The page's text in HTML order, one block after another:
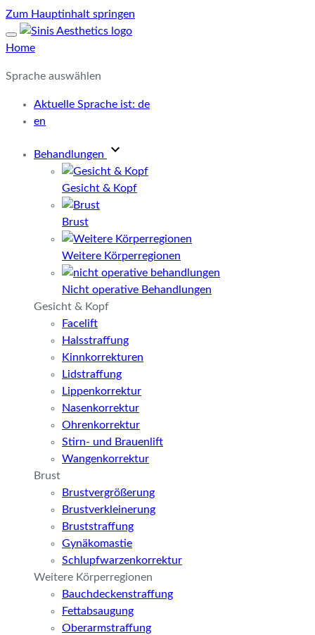
Zum Hauptinhalt springen
Home
Sprache auswählen
Aktuelle Sprache ist: de
en
Behandlungen
Gesicht & Kopf
Brust
Weitere Körperregionen
Nicht operative Behandlungen
Gesicht & Kopf
Facelift
Halsstraffung
Kinnkorrekturen
Lidstraffung
Lippenkorrektur
Nasenkorrektur
Ohrenkorrektur
Stirn- und Brauenlift
Wangenkorrektur
Brust
Brustvergrößerung
Brustverkleinerung
Bruststraffung
Gynäkomastie
Schlupfwarzenkorrektur
Weitere Körperregionen
Bauchdeckenstraffung
Fettabsaugung
Oberarmstraffung